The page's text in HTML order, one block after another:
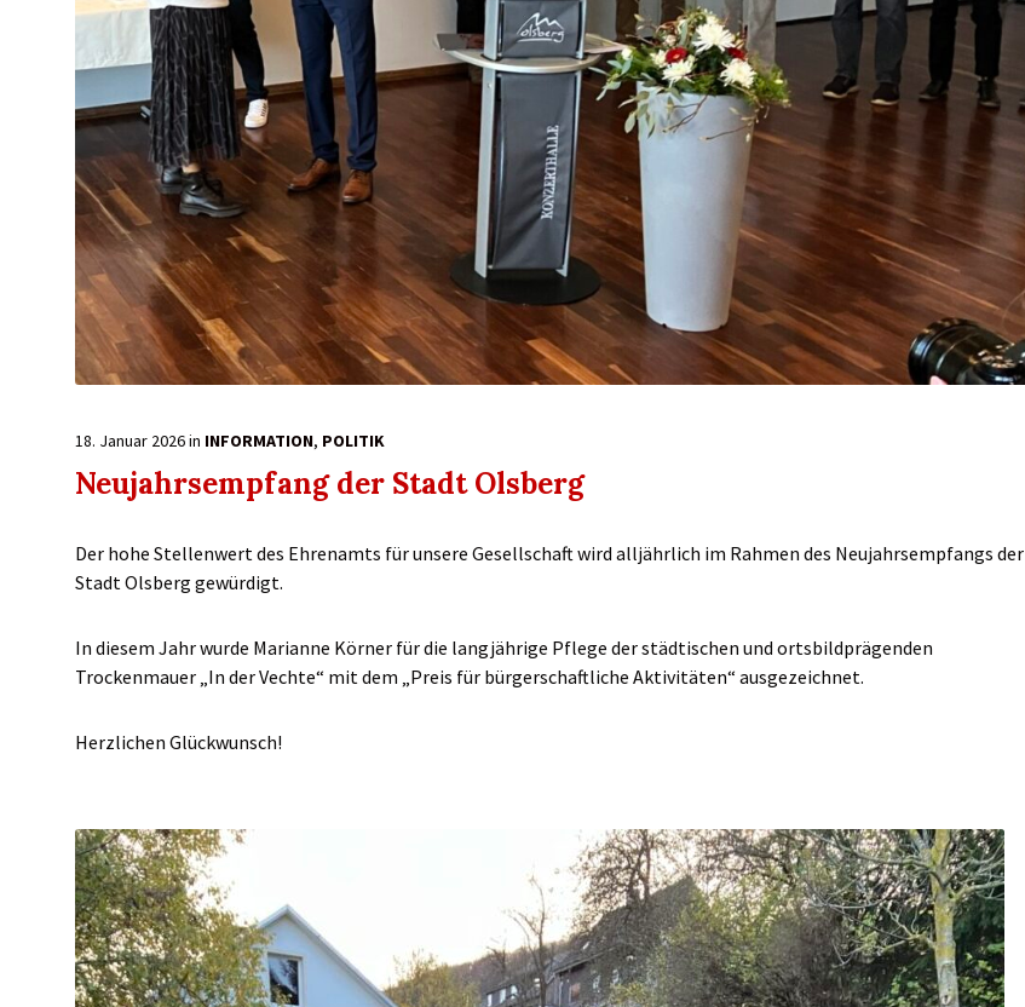
18. Januar 2026in INFORMATION, POLITIK
Neujahrsempfang der Stadt Olsberg
Der hohe Stellenwert des Ehrenamts für unsere Gesellschaft wird alljährlich im Rahmen des Neujahrsempfangs der
Stadt Olsberg gewürdigt.
In diesem Jahr wurde Marianne Körner für die langjährige Pflege der städtischen und ortsbildprägenden
Trockenmauer „In der Vechte“ mit dem „Preis für bürgerschaftliche Aktivitäten“ ausgezeichnet.
Herzlichen Glückwunsch!